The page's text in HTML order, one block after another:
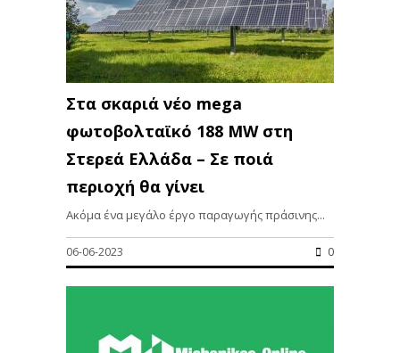
Στα σκαριά νέο mega
φωτοβολταϊκό 188 MW στη
Στερεά Ελλάδα – Σε ποιά
περιοχή θα γίνει
Ακόμα ένα μεγάλο έργο παραγωγής πράσινης...
06-06-2023 0